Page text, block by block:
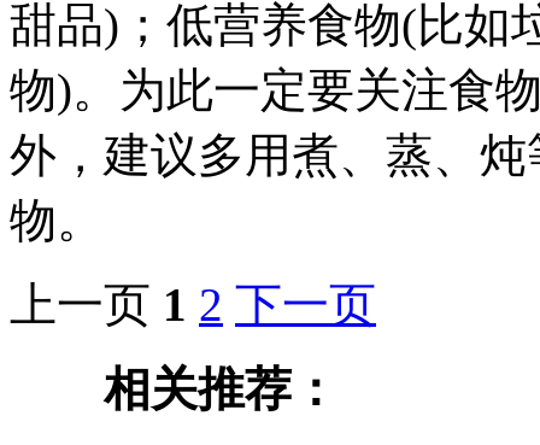
甜品)；低营养食物(比如
物)。为此一定要关注食
外，建议多用煮、蒸、
物。
上一页 1 2 下一页
相关推荐：